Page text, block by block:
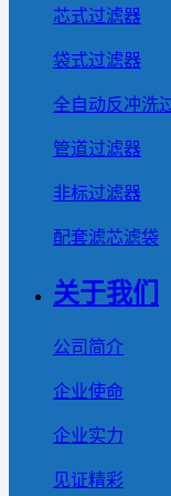
芯式过滤器
袋式过滤器
全自动反冲洗
管道过滤器
非标过滤器
配套滤芯滤袋
关于我们
公司简介
企业使命
企业实力
见证精彩